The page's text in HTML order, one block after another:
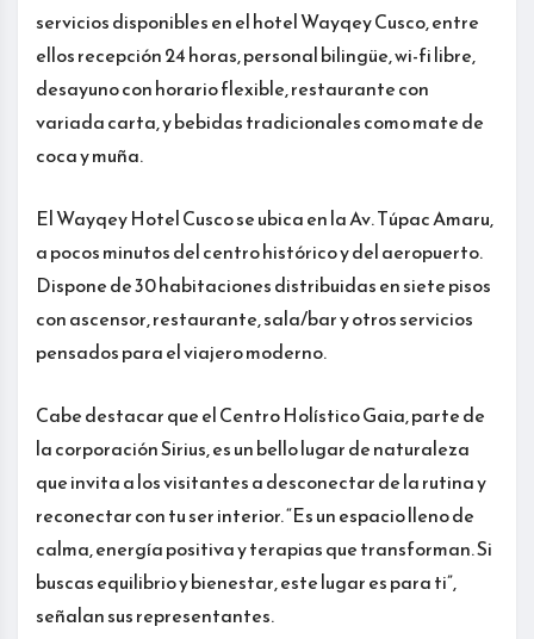
servicios disponibles en el hotel Wayqey Cusco, entre
ellos recepción 24 horas, personal bilingüe, wi-fi libre,
desayuno con horario flexible, restaurante con
variada carta, y bebidas tradicionales como mate de
coca y muña.
El Wayqey Hotel Cusco se ubica en la Av. Túpac Amaru,
a pocos minutos del centro histórico y del aeropuerto.
Dispone de 30 habitaciones distribuidas en siete pisos
con ascensor, restaurante, sala/bar y otros servicios
pensados para el viajero moderno.
Cabe destacar que el Centro Holístico Gaia, parte de
la corporación Sirius, es un bello lugar de naturaleza
que invita a los visitantes a desconectar de la rutina y
reconectar con tu ser interior. “Es un espacio lleno de
calma, energía positiva y terapias que transforman. Si
buscas equilibrio y bienestar, este lugar es para ti”,
señalan sus representantes.